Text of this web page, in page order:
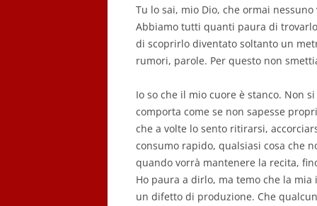
Tu lo sai, mio Dio, che ormai
Abbiamo tutti quanti paura di
di scoprirlo diventato soltanto un
rumori, parole. Per questo non
Io so che il mio cuore è stanco. Non
comporta come se non sapesse
che a volte lo sento ritirarsi,
consumo rapido, qualsiasi cosa che
quando vorrà mantenere la recita,
Ho paura a dirlo, ma temo che la
un difetto di produzione. Che